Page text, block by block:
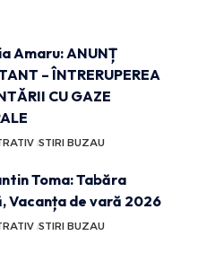
Amaru: ANUNȚ
– ÎNTRERUPEREA
CU GAZE
STIRI BUZAU
Toma: Tabăra
Vacanța de vară 2026
STIRI BUZAU